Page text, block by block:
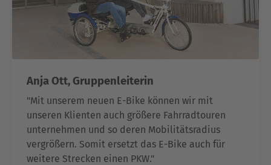
Anja Ott, Gruppenleiterin
"Mit unserem neuen E-Bike können wir mit
unseren Klienten auch größere Fahrradtouren
unternehmen und so deren Mobilitätsradius
vergrößern. Somit ersetzt das E-Bike auch für
weitere Strecken einen PKW."